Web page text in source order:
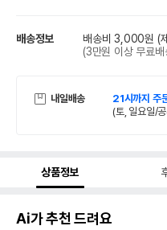
배송정보 배송비 3,000원 (
(3만원 이상 무료배
내일배송 21시까지 주
(토, 일요일/
상품정보
Ai가 추천 드려요